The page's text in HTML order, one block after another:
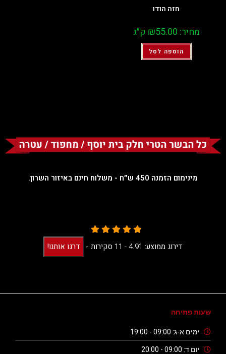
חזה הודו
מחיר: ₪55.00 ק״ג
הוספה לסל
מינימום הזמנה 450 ש״ח - משלוח חינם באיזור השרון.
דירוג ממוצע: 4.91 -
11 סקירות - דרגו אותנו!
שעות פתיחה
ימים א-ג: 09:00 - 19:00
יום ד: 09:00 - 20:00